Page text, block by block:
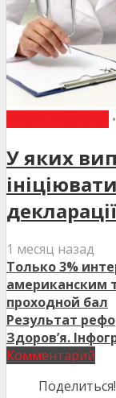
•
У яких
1 месяц назад
Только 3%
американским
проходной бал
Результат
Здоров’я.
Комментарий
Поделиться!